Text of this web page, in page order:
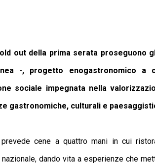
out della prima serata proseguono
-, progetto enogastronomico a
sociale impegnata nella
gastronomiche, culturali e
cene a quattro mani in cui
nazionale, dando vita a esperienze che